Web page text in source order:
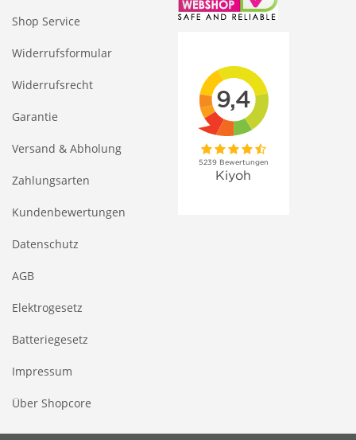
Shop Service
Widerrufsformular
Widerrufsrecht
Garantie
Versand & Abholung
Zahlungsarten
Kundenbewertungen
Datenschutz
AGB
Elektrogesetz
Batteriegesetz
Impressum
Über Shopcore